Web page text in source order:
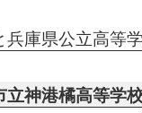
庫県公立高等
立神港橘高等学